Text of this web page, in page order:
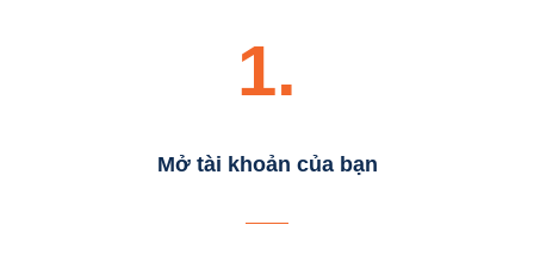
1.
Mở tài khoản của bạn